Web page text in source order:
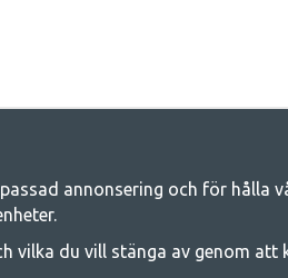
för camping och
annan utrustning för camping och
annonsering och för hålla
du vill stänga av genom att